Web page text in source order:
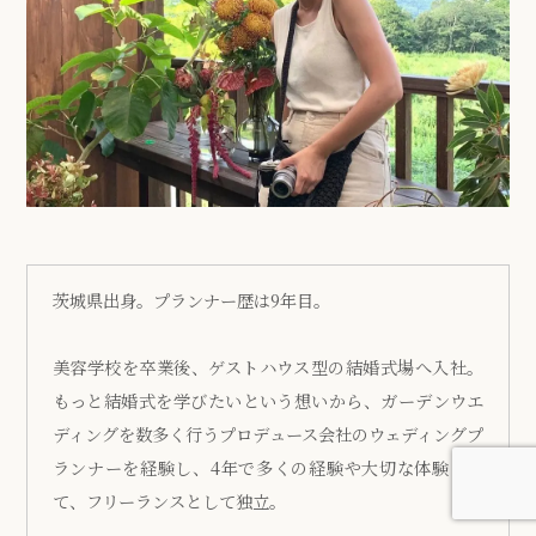
茨城県出身。プランナー歴は9年目。
美容学校を卒業後、ゲストハウス型の結婚式場へ入社。
もっと結婚式を学びたいという想いから、ガーデンウエ
ディングを数多く行うプロデュース会社のウェディングプ
ランナーを経験し、4年で多くの経験や大切な体験を経
て、フリーランスとして独立。